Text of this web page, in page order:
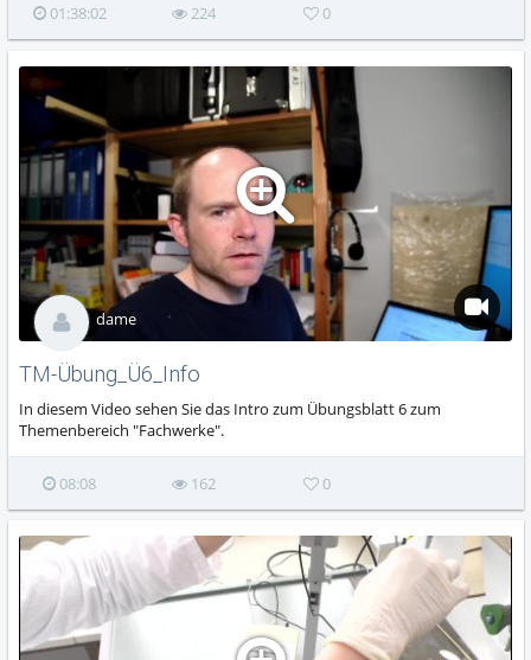
01:38:02 224 0
TM-Übung_Ü6_Info
In diesem Video sehen Sie das Intro zum Übungsblatt 6 zum
Themenbereich "Fachwerke".
dame
08:08 162 0